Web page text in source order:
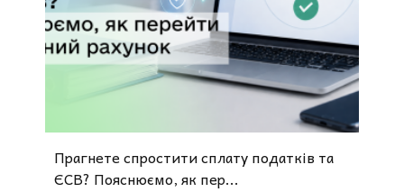
Прагнете спростити сплату податків та
ЄСВ? Пояснюємо, як пер...